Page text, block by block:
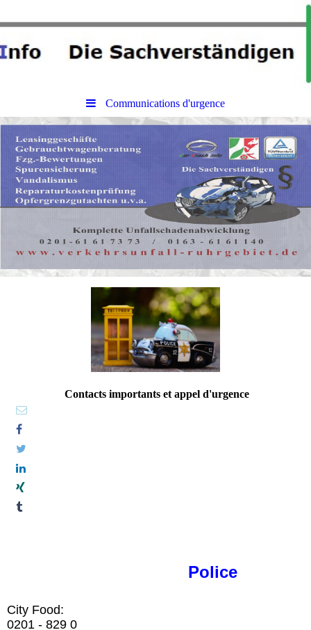
Communications d'urgence
Contacts importants et appel d'urgence
Police
City Food:
0201 - 829 0